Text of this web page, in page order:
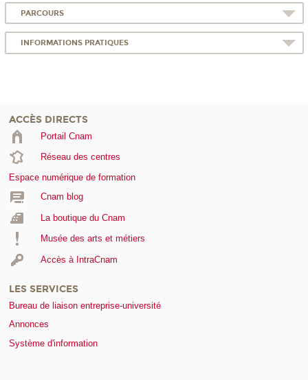
PARCOURS
INFORMATIONS PRATIQUES
ACCÈS DIRECTS
Portail Cnam
Réseau des centres
Espace numérique de formation
Cnam blog
La boutique du Cnam
Musée des arts et métiers
Accès à IntraCnam
LES SERVICES
Bureau de liaison entreprise-université
Annonces
Système d'information